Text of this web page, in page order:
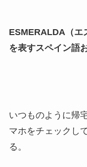
ESMERALDA（エ
を表すスペイン語
いつものように帰
マホをチェックし
る。